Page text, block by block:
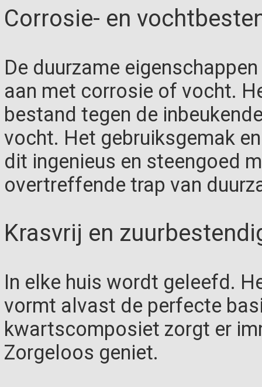
Corrosie- en
De duurzame
aan met corrosie of vocht.
bestand tegen de
vocht. Het gebruiksgemak
dit ingenieus en steengoed
overtreffende trap van
Krasvrij en
In elke huis wordt geleefd.
vormt alvast de perfecte
kwartscomposiet zorgt er
Zorgeloos geniet.